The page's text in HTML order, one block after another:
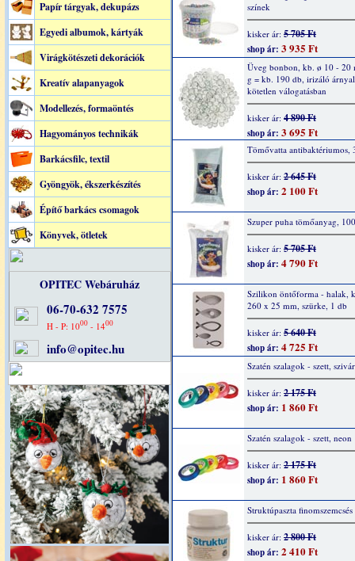
Papír tárgyak, dekupázs
Egyedi albumok, kártyák
Virágkötészeti dekorációk
Kreatív alapanyagok
Modellezés, formaöntés
Hagyományos technikák
Barkácsfilc, textil
Gyöngyök, ékszerkészítés
Építő barkács csomagok
Könyvek, ötletek
OPITEC Webáruház
06-70-632 7575
H - P: 1000- 1400
info@opitec.hu
színek
kisker ár: 5 705 Ft
shop ár: 3 935 Ft
Üveg bonbon, kb. ø 10 - 20
g = kb. 190 db, irizáló
kötetlen válogatásban
kisker ár: 4 890 Ft
shop ár: 3 695 Ft
Tömővatta antibaktériumos,
kisker ár: 2 645 Ft
shop ár: 2 100 Ft
Szuper puha tömőanyag,
kisker ár: 5 705 Ft
shop ár: 4 790 Ft
Szilikon öntőforma - halak,
260 x 25 mm, szürke, 1 db
kisker ár: 5 640 Ft
shop ár: 4 725 Ft
Szatén szalagok - szett,
kisker ár: 2 175 Ft
shop ár: 1 860 Ft
Szatén szalagok - szett, neon
kisker ár: 2 175 Ft
shop ár: 1 860 Ft
Struktúpaszta finomszemcsés
kisker ár: 2 800 Ft
shop ár: 2 410 Ft